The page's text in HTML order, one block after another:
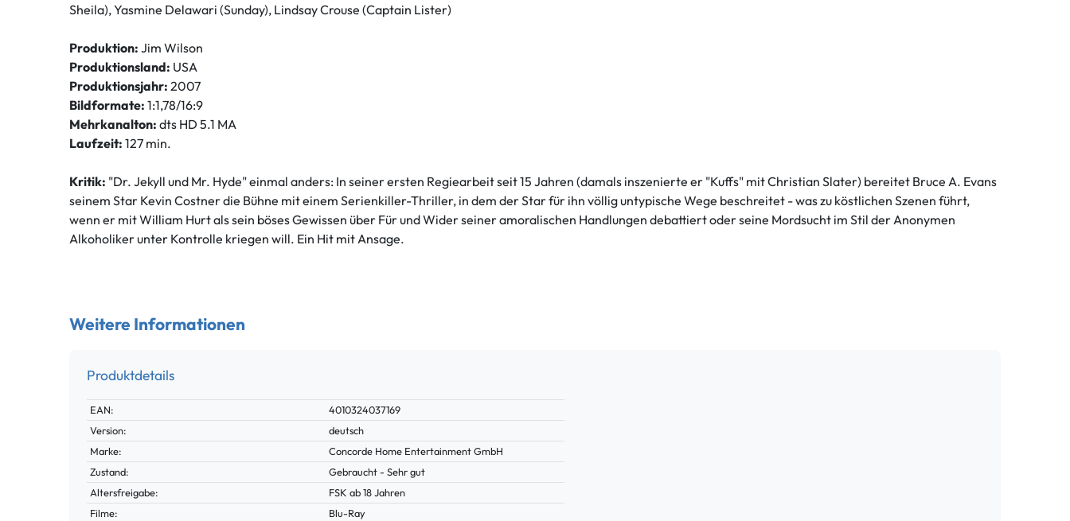
Sheila), Yasmine Delawari (Sunday), Lindsay Crouse (Captain Lister)
Produktion: Jim Wilson
Produktionsland: USA
Produktionsjahr: 2007
Bildformate: 1:1,78/16:9
Mehrkanalton: dts HD 5.1 MA
Laufzeit: 127 min.
Kritik: "Dr. Jekyll und Mr. Hyde" einmal anders: In seiner ersten Regiearbeit seit 15 Jahren (damals inszenierte er "Kuffs" mit Christian Slater) bereitet Bruce A. Evans
seinem Star Kevin Costner die Bühne mit einem Serienkiller-Thriller, in dem der Star für ihn völlig untypische Wege beschreitet - was zu köstlichen Szenen führt,
wenn er mit William Hurt als sein böses Gewissen über Für und Wider seiner amoralischen Handlungen debattiert oder seine Mordsucht im Stil der Anonymen
Alkoholiker unter Kontrolle kriegen will. Ein Hit mit Ansage.
Weitere Informationen
Produktdetails
Technisches
Merkmal
Wert
EAN:
4010324037169
Version:
deutsch
Marke:
Concorde Home Entertainment GmbH
Zustand:
Gebraucht - Sehr gut
Altersfreigabe:
FSK ab 18 Jahren
Filme:
Blu-Ray